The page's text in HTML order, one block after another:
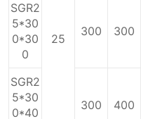
25
SGR2
5*30
0*30
0
300 300
SGR2
5*30
0*40
300 400